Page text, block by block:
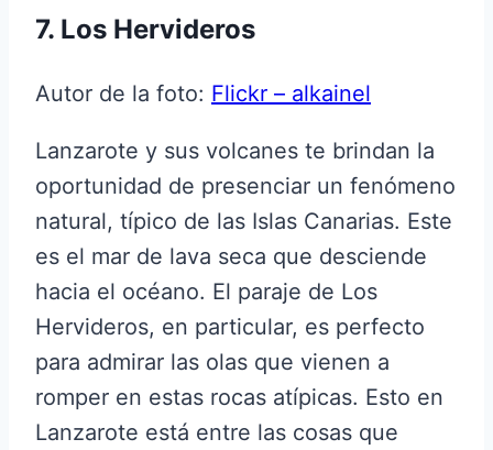
7. Los Hervideros
Autor de la foto: Flickr – alkainel
Lanzarote y sus volcanes te brindan la
oportunidad de presenciar un fenómeno
natural, típico de las Islas Canarias. Este
es el mar de lava seca que desciende
hacia el océano. El paraje de Los
Hervideros, en particular, es perfecto
para admirar las olas que vienen a
romper en estas rocas atípicas. Esto en
Lanzarote está entre las cosas que